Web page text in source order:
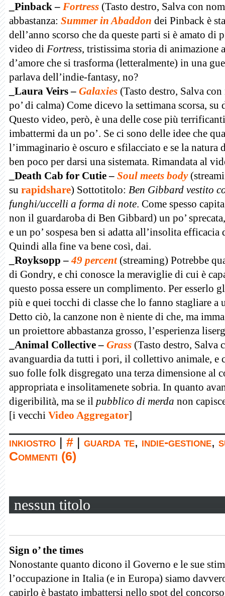
_Pinback – Fortress (Tasto destro, Salva con
abbastanza: Summer in Abaddon dei Pinback è
dell’anno scorso che da queste parti si è amato
video di Fortress, tristissima storia di animazione
d’amore che si trasforma (letteralmente) in una
parlava dell’indie-fantasy, no?
_Laura Veirs – Galaxies (Tasto destro, Salva
po’ di calma) Come dicevo la settimana scorsa,
Questo video, però, è una delle cose più
imbattermi da un po’. Se ci sono delle idee che
l’immaginario è oscuro e sfilacciato e se la natura
ben poco per darsi una sistemata. Rimandata al
_Death Cab for Cutie – Soul meets body
su rapidshare) Sottotitolo: Ben Gibbard vestito
funghi/uccelli a forma di note. Come spesso
non il guardaroba di Ben Gibbard) un po’
e un po’ sospesa ben si adatta all’insolita
Quindi alla fine va bene così, dai.
_Royksopp –49 percent(streaming) Potrebbe
di Gondry, e chi conosce la meraviglie di cui è
questo possa essere un complimento. Per esserlo
più e quei tocchi di classe che lo fanno stagliare a
Detto ciò, la canzone non è niente di che, ma
un proiettore abbastanza grosso, l’esperienza
_Animal Collective – Grass (Tasto destro, Salva
avanguardia da tutti i pori, il collettivo animale, e
suo folle folk disgregato una terza dimensione al
appropriata e insolitamenete sobria. In quanto
digeribilità, ma se il pubblico di merda non
[i vecchi Video Aggregator]
inkiostro # guarda te, indie-gestione,
Commenti (6)
nessun titolo
Sign o’ the times
Nonostante quanto dicono il Governo e le sue
l’occupazione in Italia (e in Europa) siamo
capirlo è bastato imbattersi nello spot del